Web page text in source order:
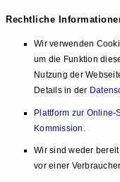
Rechtliche
Wir verwenden
um die Funktion
Nutzung der
Details in der
Plattform zur
Kommission .
Wir sind weder
vor einer